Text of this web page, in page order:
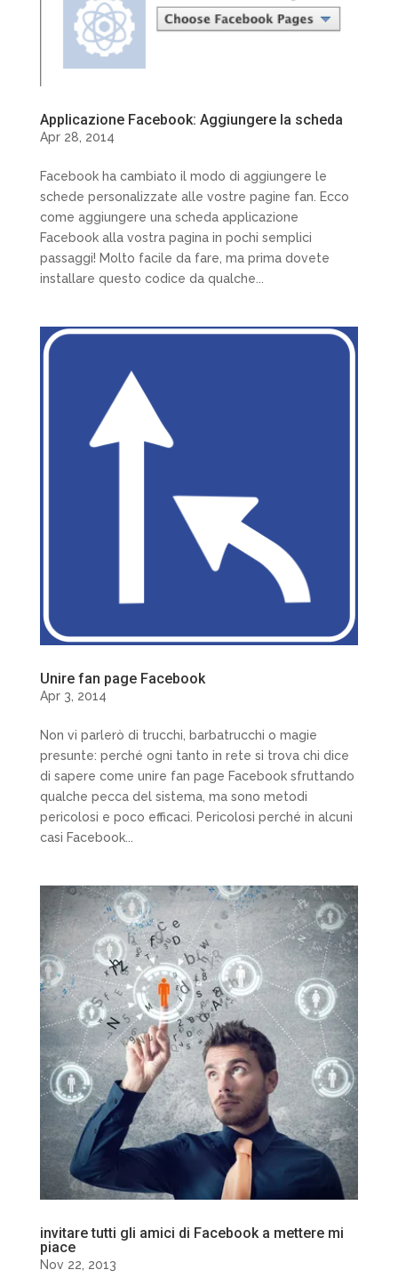
Applicazione Facebook: Aggiungere la scheda
Apr 28, 2014
Facebook ha cambiato il modo di aggiungere le
schede personalizzate alle vostre pagine fan. Ecco
come aggiungere una scheda applicazione
Facebook alla vostra pagina in pochi semplici
passaggi! Molto facile da fare, ma prima dovete
installare questo codice da qualche...
Unire fan page Facebook
Apr 3, 2014
Non vi parlerò di trucchi, barbatrucchi o magie
presunte: perché ogni tanto in rete si trova chi dice
di sapere come unire fan page Facebook sfruttando
qualche pecca del sistema, ma sono metodi
pericolosi e poco efficaci. Pericolosi perché in alcuni
casi Facebook...
invitare tutti gli amici di Facebook a mettere mi
piace
Nov 22, 2013